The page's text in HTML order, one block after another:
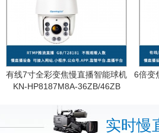
有线7寸全彩变焦慢直播智能球机
KN-HP8187M8A-36ZB/46ZB
6倍变
实时慢